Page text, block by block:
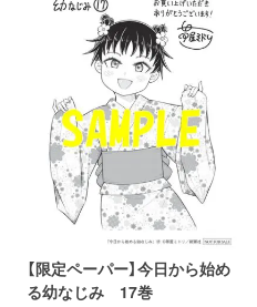
【限定ペーパー】今日から始め
る幼なじみ 17巻